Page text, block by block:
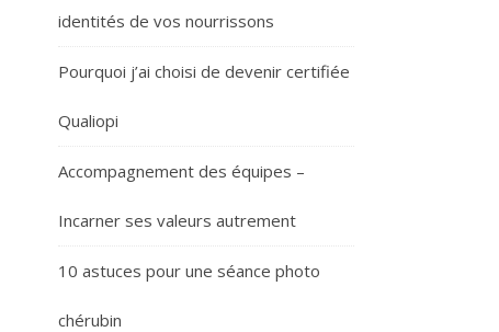
identités de vos nourrissons
Pourquoi j’ai choisi de devenir certifiée
Qualiopi
Accompagnement des équipes –
Incarner ses valeurs autrement
10 astuces pour une séance photo
chérubin